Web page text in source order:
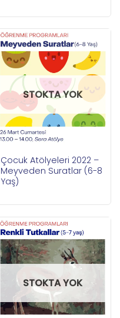
STOKTA YOK
Çocuk Atölyeleri 2022 –
Meyveden Suratlar (6-8
Yaş)
STOKTA YOK